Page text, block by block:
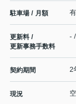
駐車場 / 月額
更新料 /
更新事務手数料
-
契約期間 2
現況